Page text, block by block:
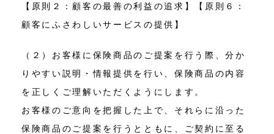
【原則２：顧客の最善の利益の追求】【原則６：
顧客にふさわしいサービスの提供】
（２）お客様に保険商品のご提案を行う際、分か
りやすい説明・情報提供を行い、保険商品の内容
を正しくご理解いただくようにします。
お客様のご意向を把握した上で、それらに沿った
保険商品のご提案を行うとともに、ご契約に至る